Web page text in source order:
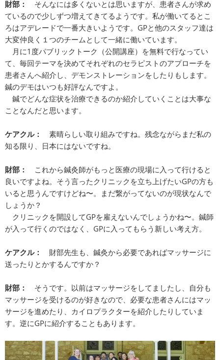
財部：
そんなには多くないとは思いますが、患者さんが求め
ているので少しずつ増えてきてるようです。私が働いてるとこ
ろはアデレードで一番大きいようです。GPと他のスタッフ達は
大変仲良く１つのチームとして一緒に働いています。
月に1度パブリックトーク（公開講座）を無料で行なってい
て、毎回テーマを決めてそれぞれのセラピストのアプローチを
患者さんへ紹介し、デモンストレーションをしたりもします。
鍼のデモはいつも好評なんですよ。
鍼でどんな症状を治療できるのか紹介していくことは大事な
ことなんだと思います。
ケアクル：
素晴らしい取り組みですね。残念ながらまだ私の
知る限り、日本にはないですね。
財部：
これから鍼灸師がもっと医療の現場に入って行けると
良いですよね。そう言ったクリニックを立ち上げたいGPの方も
いると思うんですけどね〜。まだ繋がってないのが現状なんで
しょうか？
クリニックを開設してGPを雇えないんでしょうかね〜。鍼師
が入って行くのではなく、GPに入ってもらう新しい考え方。
ケアクル：
財部先生も、鍼灸から必要であればマッサージに
送ったりとかするんですか？
財部：
そうです。以前はマッサージをしてましたし、自分も
マッサージを受けるのが好きなので、必要な患者さんにはマッ
サージを進めたり、カイロプラクターを紹介したりしていま
す。逆にGPに紹介することもあります。